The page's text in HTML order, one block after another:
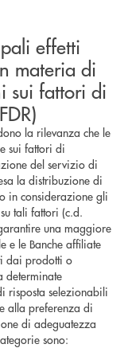
effetti
materia di
sui fattori di
la rilevanza che le
sui fattori di
del servizio di
la distribuzione di
in considerazione gli
tali fattori (c.d.
una maggiore
e le Banche affiliate
dai prodotti o
determinate
risposta selezionabili
alla preferenza di
di adeguatezza
sono: